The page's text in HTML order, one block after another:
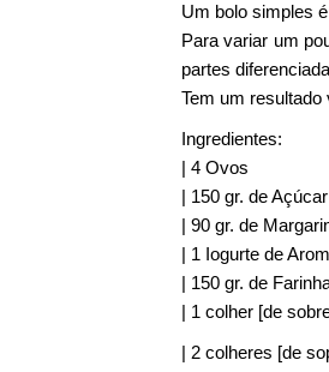
Um bolo simples
Para variar um
partes
Tem um
Ingredientes:
| 4 Ovos
| 150 gr. de Açúcar
| 90 gr. de
| 1 Iogurte de
| 150 gr. de
| 1 colher [de
| 2 colheres [de